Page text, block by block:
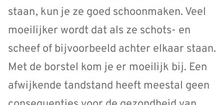
staan, kun je ze goed schoonmaken. Veel
moeilijker wordt dat als ze schots- en
scheef of bijvoorbeeld achter elkaar staan.
Met de borstel kom je er moeilijk bij. Een
afwijkende tandstand heeft meestal geen